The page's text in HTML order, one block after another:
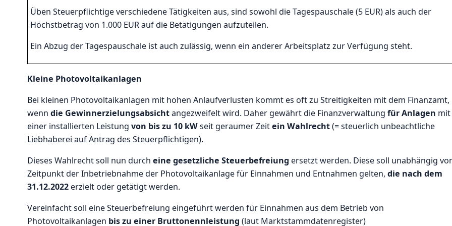
Üben Steuerpflichtige verschiedene Tätigkeiten aus, sind sowohl die Tagespauschale (5 EUR) als auch der
Höchstbetrag von 1.000 EUR auf die Betätigungen aufzuteilen.
Ein Abzug der Tagespauschale ist auch zulässig, wenn ein anderer Arbeitsplatz zur Verfügung steht.
Kleine Photovoltaikanlagen
Bei kleinen Photovoltaikanlagen mit hohen Anlaufverlusten kommt es oft zu Streitigkeiten mit dem Finanzamt,
wenn die Gewinnerzielungsabsichtangezweifelt wird. Daher gewährt die Finanzverwaltung für Anlagen mit
einer installierten Leistung von bis zu 10 kWseit geraumer Zeitein Wahlrecht(= steuerlich unbeachtliche
Liebhaberei auf Antrag des Steuerpflichtigen).
Dieses Wahlrecht soll nun durch eine gesetzliche Steuerbefreiung ersetzt werden. Diese soll unabhängig
Zeitpunkt der Inbetriebnahme der Photovoltaikanlage für Einnahmen und Entnahmen gelten, die nach dem
31.12.2022 erzielt oder getätigt werden.
Vereinfacht soll eine Steuerbefreiung eingeführt werden für Einnahmen aus dem Betrieb von
Photovoltaikanlagen bis zu einer Bruttonennleistung (laut Marktstammdatenregister)